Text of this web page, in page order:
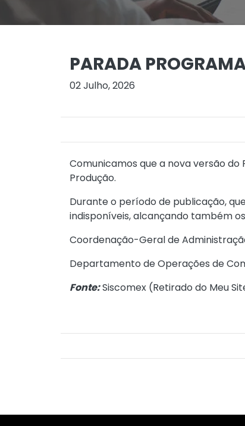
PARADA
02 Julho, 2026
Comunicamos que a nova versão
Produção.
Durante o período de publicação,
indisponíveis, alcançando também
Coordenação-Geral de
Departamento de Operações de
Fonte:Siscomex (Retirado do Meu